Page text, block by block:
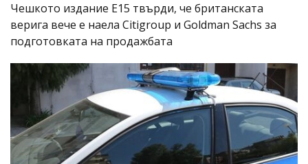
Чешкото издание E15 твърди, че британската
верига вече е наела Citigroup и Goldman Sachs за
подготовката на продажбата